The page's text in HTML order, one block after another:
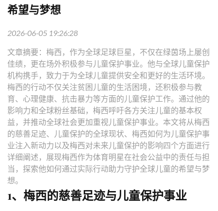
希望与梦想
2026-06-05 19:26:28
文章摘要：梅西，作为全球足球巨星，不仅在绿茵场上屡创
佳绩，更在场外积极参与儿童保护事业。他与全球儿童保护
机构携手，致力于为全球儿童提供安全和更好的生活环境。
梅西的行动不仅关注贫困儿童的生活困境，还积极参与教
育、心理健康、抗击暴力等方面的儿童保护工作。通过他的
影响力和全球粉丝基础，梅西呼吁各方关注儿童的基本权
益，并推动全球社会更加重视儿童保护事业。本文将从梅西
的慈善足迹、儿童保护的全球现状、梅西如何为儿童保护事
业注入新动力以及梅西对未来儿童保护的影响四个方面进行
详细阐述，展现梅西作为体育明星在社会公益中的责任与担
当，探索他如何通过实际行动助力守护全球儿童的希望与梦
想。
1、梅西的慈善足迹与儿童保护事业